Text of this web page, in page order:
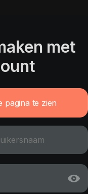
met
pagina te zien